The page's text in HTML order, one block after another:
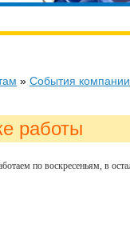
» События компании
работы
по воскресеньям, в